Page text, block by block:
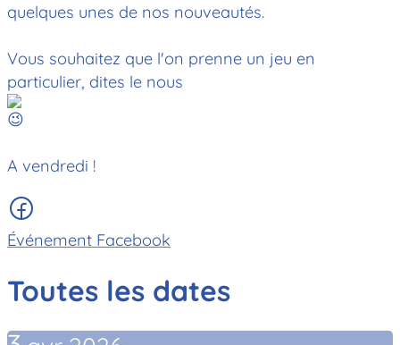
quelques unes de nos nouveautés.
Vous souhaitez que l'on prenne un jeu en
particulier, dites le nous
A vendredi !
Événement Facebook
Toutes les dates